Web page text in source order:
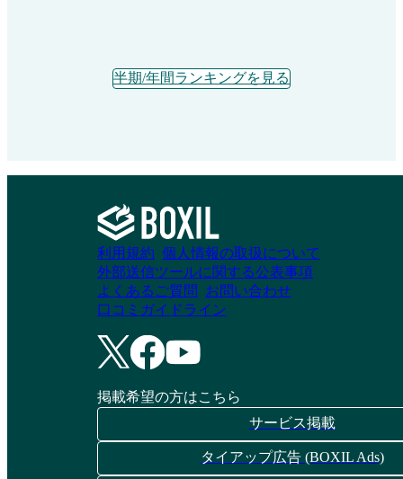
半期/年間ランキングを見る
利用規約 個人情報の取扱について
外部送信ツールに関する公表事項
よくあるご質問
お問い合わせ
口コミガイドライン
掲載希望の方はこちら
サービス掲載
タイアップ広告 (BOXIL Ads)